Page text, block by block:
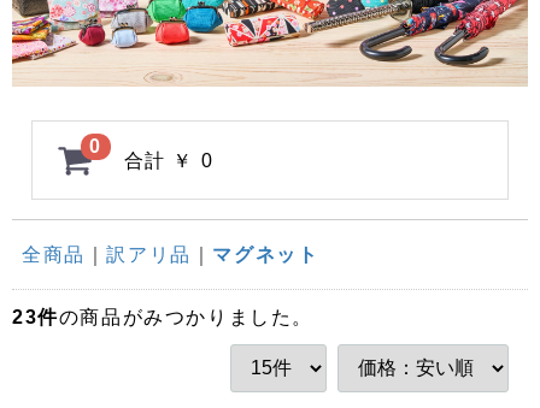
0
合計 ￥ 0
全商品 訳アリ品 マグネット
23件の商品がみつかりました。